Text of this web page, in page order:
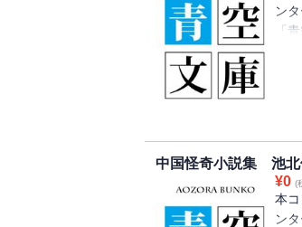
ン
「
り
中国怪奇小説集 池北
¥0 (
本
ン